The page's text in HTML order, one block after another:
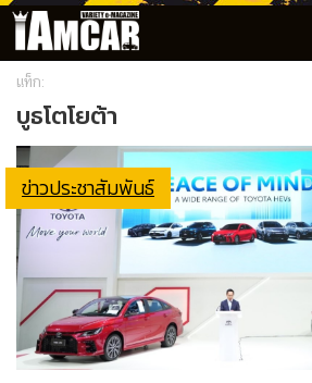
แท็ก:
บูธโตโยต้า
ข่าวประชาสัมพันธ์